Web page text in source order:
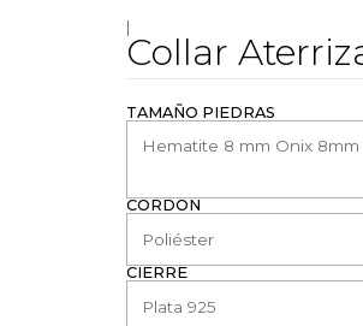
Collar
TAMAÑO PIEDRAS
CORDÓN
CIERRE